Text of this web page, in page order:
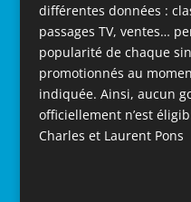
différentes données :
passages TV, ventes…
popularité de chaque
promotionnés au
indiquée. Ainsi, aucun
officiellement n’est
Charles et Laurent Pons